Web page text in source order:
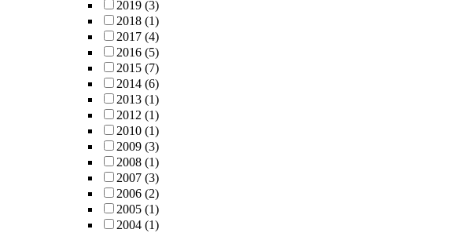
2019 (3)
2018 (1)
2017 (4)
2016 (5)
2015 (7)
2014 (6)
2013 (1)
2012 (1)
2010 (1)
2009 (3)
2008 (1)
2007 (3)
2006 (2)
2005 (1)
2004 (1)